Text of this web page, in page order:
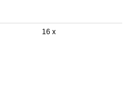
16 x